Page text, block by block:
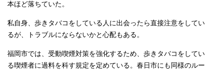
本ほど落ちていた。
私自身、歩きタバコをしている人に出会ったら直接注意をしてい
るが、トラブルにならないかと心配もある。
福岡市では、受動喫煙対策を強化するため、歩きタバコをしてい
る喫煙者に過料を科す規定を定めている。春日市にも同様のルー